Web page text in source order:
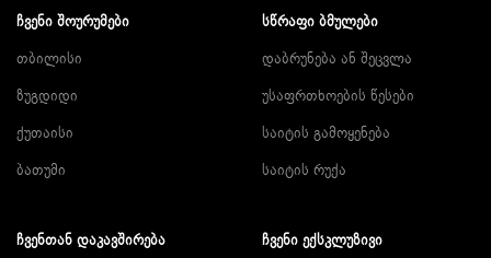
ᲩᲕᲔᲜᲘ ᲨᲝᲣᲠᲣᲛᲔᲑᲘ
თბილისი
ზუგდიდი
ქუთაისი
ბათუმი
ᲡᲬᲠᲐᲤᲘ ᲑᲛᲣᲚᲔᲑᲘ
დაბრუნება ან შეცვლა
უსაფრთხოების წესები
საიტის გამოყენება
საიტის რუქა
ᲩᲕᲔᲜᲗᲐᲜ ᲓᲐᲙᲐᲕᲨᲘᲠᲔᲑᲐ
ᲩᲕᲔᲜᲘ ᲔᲥᲡᲙᲚᲣᲖᲘᲕᲘ